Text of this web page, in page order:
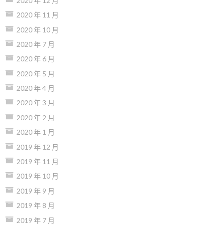
2020 年 11 月
2020 年 10 月
2020 年 7 月
2020 年 6 月
2020 年 5 月
2020 年 4 月
2020 年 3 月
2020 年 2 月
2020 年 1 月
2019 年 12 月
2019 年 11 月
2019 年 10 月
2019 年 9 月
2019 年 8 月
2019 年 7 月